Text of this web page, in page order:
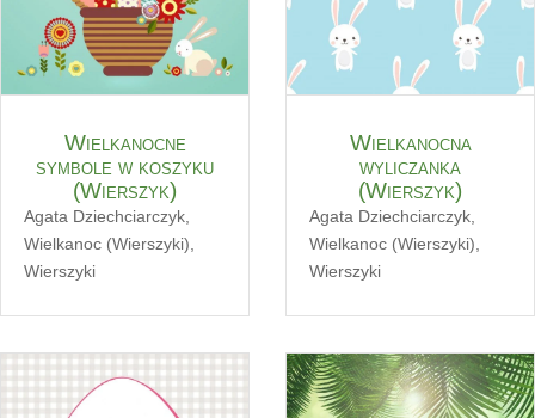
Wielkanocne
symbole w koszyku
(Wierszyk)
Agata Dziechciarczyk
Wielkanoc (Wierszyki)
Wierszyki
Wielkanocna
wyliczanka
(Wierszyk)
Agata Dziechciarczyk
Wielkanoc (Wierszyki)
Wierszyki